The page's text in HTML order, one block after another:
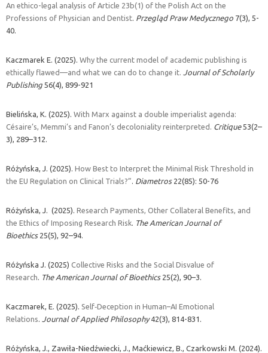
An ethico-legal analysis of Article 23b(1) of the Polish Act on the
Professions of Physician and Dentist Przegląd Praw Medycznego 7(3), 5-
40.
Kaczmarek E. (2025). Why the current model of academic publishing is
ethically flawed—and what we can do to change it.
Journal of Scholarly
Publishing 56(4) 899-921
Bielińska, K. (2025). With Marx against a double imperialist agenda:
Césaire’s, Memmi’s and Fanon’s decoloniality reinterpreted. Critique53(2–
3), 289–312.
Różyńska, J. (2025). How Best to Interpret the Minimal Risk Threshold in
the EU Regulation on Clinical Trials?” Diametros 22(85): 50-76
Różyńska, J. (2025). Research Payments, Other Collateral Benefits, and
the Ethics of Imposing Research Risk The American Journal of
Bioethics25(5), 92–94.
Różyńska J. (2025) Collective Risks and the Social Disvalue of
Research
The American Journal of Bioethics25(2), 90–3.
Kaczmarek, E. (2025). Self‐Deception in Human–AI Emotional
Relations
Journal of Applied Philosophy42(3), 814-831.
Różyńska, J., Zawiła-Niedźwiecki, J., Maćkiewicz, B., Czarkowski M. (2024).